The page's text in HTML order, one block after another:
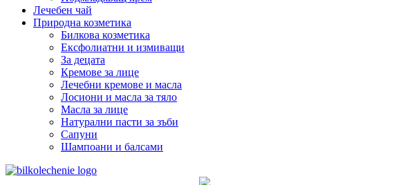
Лечебен чай
Природна козметика
Билкова козметика
Ексфолиатни и измиващи
За децата
Кремове за лице
Лечебни кремове и масла
Лосиони и масла за тяло
Масла за лице
Натурални пасти за зъби
Сапуни
Шампоани и балсами